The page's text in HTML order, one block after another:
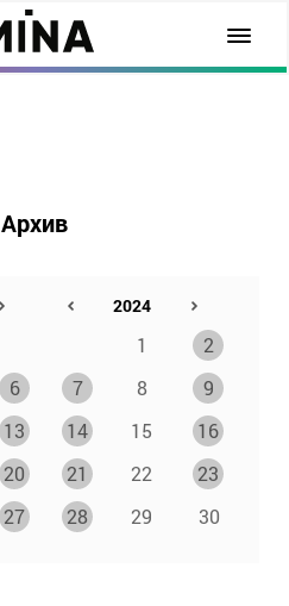
Архив
1
2
6 7 8
9
13 14 15
16
20 21 22
23
27 28 29 30